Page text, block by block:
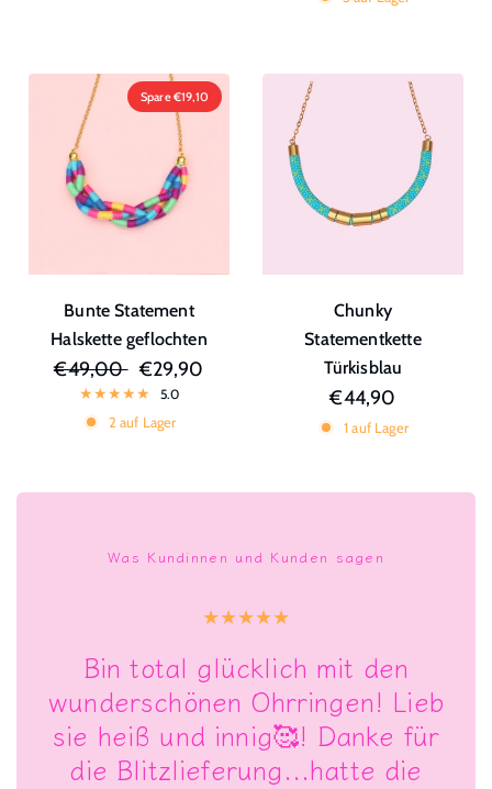
Spare €19,10
Bunte Statement
Halskette geflochten
€49,00 €29,90
5.0
2 auf Lager
Chunky
Statementkette
Türkisblau
€44,90
1 auf Lager
Was Kundinnen und Kunden sagen
Die Ohrringe sind toll und ich
habe schon häufiger Komplimente
bekommen. Aber ACHTUNG: der
Shop macht süchtig! 😅